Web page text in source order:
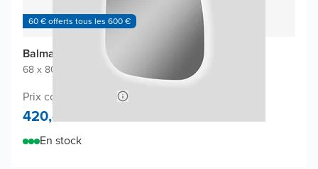
60 € offerts tous les 600 €
Balmani Cloud miroir
68 x 80 cm Miroir sans cadre Organique
Prix conseillé 780,-
420,-
En stock